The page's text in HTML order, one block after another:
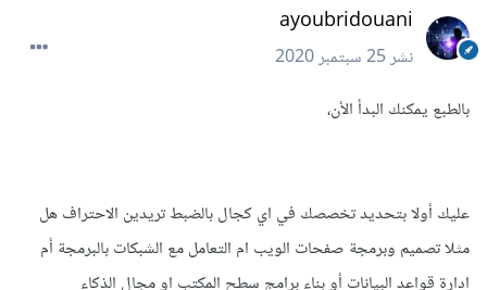
ayoubridouani
نشر25 سبتمبر 2020
بالطبع يمكنك البدأ الأن،
عليك أولا بتحديد تخصصك في اي كجال بالضبط تريدين الاحتراف هل
مثلا تصميم وبرمجة صفحات الويب ام التعامل مع الشبكات بالبرمجة أم